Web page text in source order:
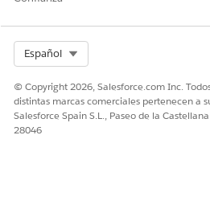
Español
© Copyright 2026, Salesforce.com Inc.
distintas marcas comerciales pertenecen a
Salesforce Spain S.L., Paseo de la
28046